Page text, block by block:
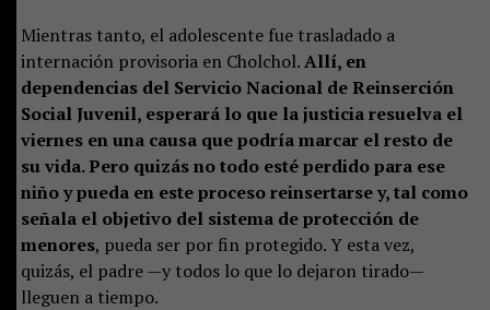
Mientras tanto, el adolescente fue trasladado a
internación provisoria en Cholchol.Allí, en
dependencias del Servicio Nacional de Reinserción
Social Juvenil, esperará lo que la justicia resuelva el
viernes en una causa que podría marcar el resto de
su vida. Pero quizás no todo esté perdido para ese
niño y pueda en este proceso reinsertarse y, tal como
señala el objetivo del sistema de protección de
menores, pueda ser por fin protegido. Y esta vez,
quizás, el padre —y todos lo que lo dejaron tirado—
lleguen a tiempo.